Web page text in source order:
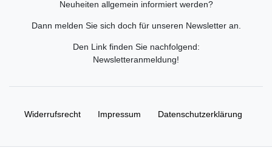
Neuheiten allgemein informiert werden?
Dann melden Sie sich doch für unseren Newsletter an.
Den Link finden Sie nachfolgend:
Newsletteranmeldung!
Widerrufs­recht Impressum Daten­schutz­erklärung